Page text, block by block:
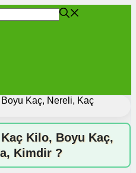
Kilo, Boyu Kaç,
Kimdir ?